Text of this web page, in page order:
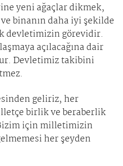
yeni ağaçlar dikmek,
binanın daha iyi şekilde
devletimizin görevidir.
açılacağına dair
Devletimiz takibini
geliriz, her
birlik ve beraberlik
için milletimizin
her şeyden